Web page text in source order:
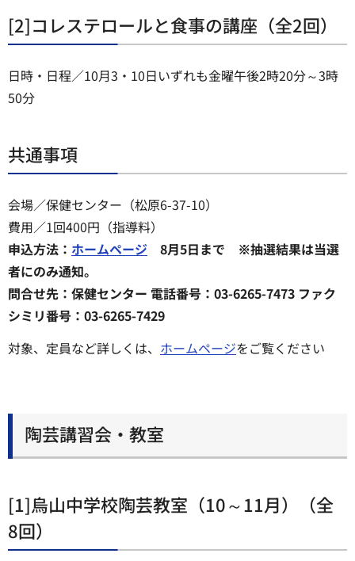
[2]コレステロールと食事の講座（全2回）
日時・日程／10月3・10日いずれも金曜午後2時20分～3時
50分
共通事項
会場／保健センター（松原6-37-10）
費用／1回400円（指導料）
申込方法： ホームページ 8月5日まで ※抽選結果は当選
者にのみ通知。
問合せ先：保健センター 電話番号：03-6265-7473 ファク
シミリ番号：03-6265-7429
対象、定員など詳しくは、 ホームページをご覧ください
陶芸講習会・教室
[1]烏山中学校陶芸教室（10～11月）（全
8回）